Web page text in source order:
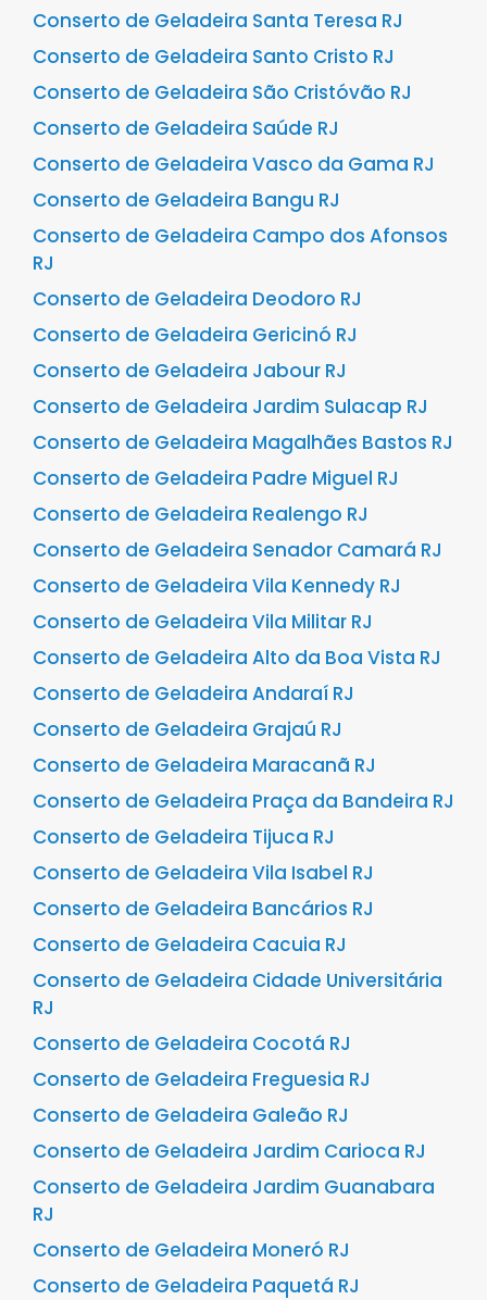
Conserto de Geladeira Santa Teresa RJ
Conserto de Geladeira Santo Cristo RJ
Conserto de Geladeira São Cristóvão RJ
Conserto de Geladeira Saúde RJ
Conserto de Geladeira Vasco da Gama RJ
Conserto de Geladeira Bangu RJ
Conserto de Geladeira Campo dos Afonsos
RJ
Conserto de Geladeira Deodoro RJ
Conserto de Geladeira Gericinó RJ
Conserto de Geladeira Jabour RJ
Conserto de Geladeira Jardim Sulacap RJ
Conserto de Geladeira Magalhães Bastos RJ
Conserto de Geladeira Padre Miguel RJ
Conserto de Geladeira Realengo RJ
Conserto de Geladeira Senador Camará RJ
Conserto de Geladeira Vila Kennedy RJ
Conserto de Geladeira Vila Militar RJ
Conserto de Geladeira Alto da Boa Vista RJ
Conserto de Geladeira Andaraí RJ
Conserto de Geladeira Grajaú RJ
Conserto de Geladeira Maracanã RJ
Conserto de Geladeira Praça da Bandeira RJ
Conserto de Geladeira Tijuca RJ
Conserto de Geladeira Vila Isabel RJ
Conserto de Geladeira Bancários RJ
Conserto de Geladeira Cacuia RJ
Conserto de Geladeira Cidade Universitária
RJ
Conserto de Geladeira Cocotá RJ
Conserto de Geladeira Freguesia RJ
Conserto de Geladeira Galeão RJ
Conserto de Geladeira Jardim Carioca RJ
Conserto de Geladeira Jardim Guanabara
RJ
Conserto de Geladeira Moneró RJ
Conserto de Geladeira Paquetá RJ